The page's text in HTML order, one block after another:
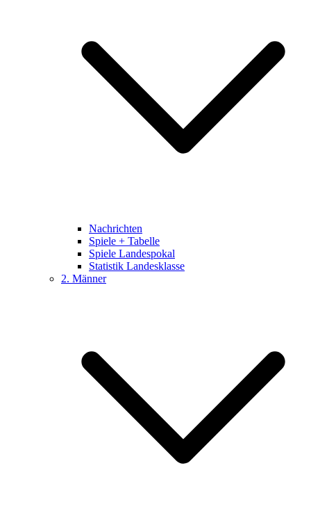
Nachrichten
Spiele + Tabelle
Spiele Landespokal
Statistik Landesklasse
2. Männer